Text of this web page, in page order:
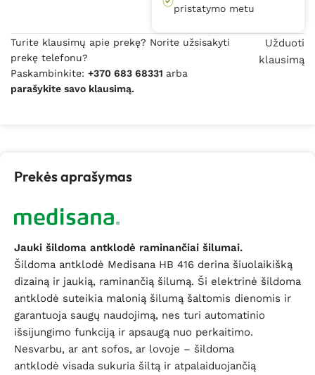
pristatymo metu
Turite klausimų apie prekę? Norite užsisakyti
prekę telefonu?
Paskambinkite: +370 683 68331 arba
parašykite savo klausimą.
Užduoti
klausimą
Prekės aprašymas
Jauki šildoma antklodė raminančiai šilumai.
Šildoma antklodė Medisana HB 416 derina šiuolaikišką
dizainą ir jaukią, raminančią šilumą. Ši elektrinė šildoma
antklodė suteikia malonią šilumą šaltomis dienomis ir
garantuoja saugų naudojimą, nes turi automatinio
išsijungimo funkciją ir apsaugą nuo perkaitimo.
Nesvarbu, ar ant sofos, ar lovoje – šildoma
antklodė visada sukuria šiltą ir atpalaiduojančią